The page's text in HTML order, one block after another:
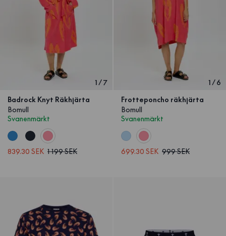
1/7
Badrock Knyt Räkhjärta
Bomull
Svanenmärkt
839.30 SEK 1 199 SEK
1/6
Frotteponcho räkhjärta
Bomull
Svanenmärkt
699.30 SEK 999 SEK